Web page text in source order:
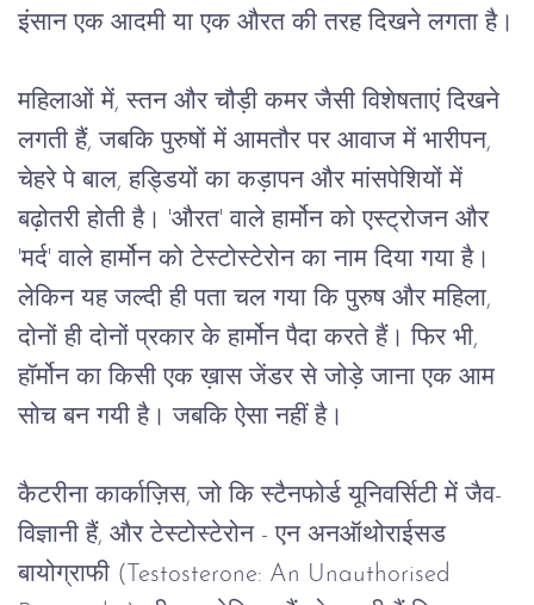
इंसान एक आदमी या एक औरत की तरह दिखने लगता है।
महिलाओं में, स्तन और चौड़ी कमर जैसी विशेषताएं दिखने
लगती हैं, जबकि पुरुषों में आमतौर पर आवाज में भारीपन,
चेहरे पे बाल, हड्डियों का कड़ापन और मांसपेशियों में
बढ़ोतरी होती है। 'औरत' वाले हार्मोन को एस्ट्रोजन और
'मर्द' वाले हार्मोन को टेस्टोस्टेरोन का नाम दिया गया है।
लेकिन यह जल्दी ही पता चल गया कि पुरुष और महिला,
दोनों ही दोनों प्रकार के हार्मोन पैदा करते हैं। फिर भी,
हॉर्मोन का किसी एक ख़ास जेंडर से जोड़े जाना एक आम
सोच बन गयी है। जबकि ऐसा नहीं है।
कैटरीना कार्काज़िस, जो कि स्टैनफोर्ड यूनिवर्सिटी में जैव-
विज्ञानी हैं, और टेस्टोस्टेरोन - एन अनऑथोराईसड
बायोग्राफी (Testosterone: An Unauthorised